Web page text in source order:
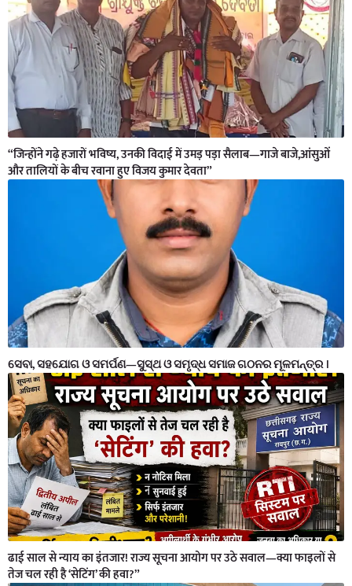
“जिन्होंने गढ़े हजारों भविष्य, उनकी विदाई में उमड़ पड़ा सैलाब—गाजे बाजे,आंसुओं
और तालियों के बीच रवाना हुए विजय कुमार देवता”
ସେବା, ସହଯୋଗ ଓ ସମର୍ପଣ—ସୁସ୍ଥ ଓ ସମୃଦ୍ଧ ସମାଜ ଗଠନର ମୂଳମନ୍ତ୍ର ।
ढाई साल से न्याय का इंतजार! राज्य सूचना आयोग पर उठे सवाल—क्या फाइलों से
तेज चल रही है ‘सेटिंग’ की हवा?”